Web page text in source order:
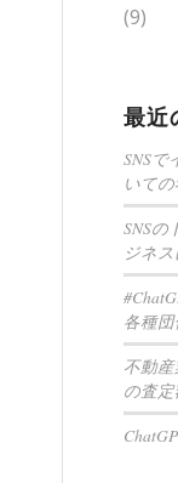
(9)
最近
SNS
いて
SNS
ジネ
各種
不動
の査